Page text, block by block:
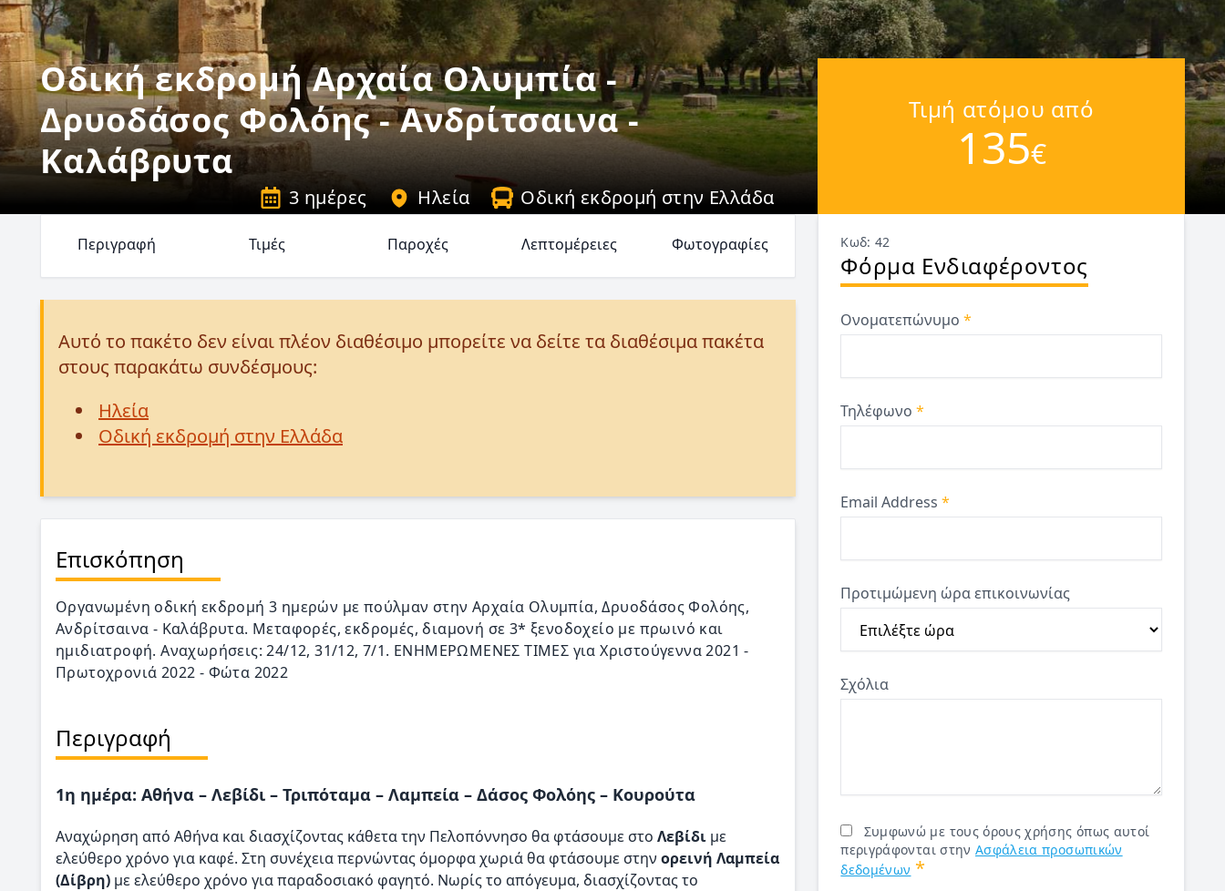
Οδική εκδρομή Αρχαία Ολυμπία -
Δρυοδάσος Φολόης - Ανδρίτσαινα -
Καλάβρυτα
3 ημέρες Ηλεία Οδική εκδρομή στην Ελλάδα
Τιμή ατόμου από
135€
Περιγραφή Τιμές Παροχές Λεπτομέρειες Φωτογραφίες
Αυτό το πακέτο δεν είναι πλέον διαθέσιμο μπορείτε να δείτε τα διαθέσιμα πακέτα
στους παρακάτω συνδέσμους:
Ηλεία
Οδική εκδρομή στην Ελλάδα
Επισκόπηση
Οργανωμένη οδική εκδρομή 3 ημερών με πούλμαν στην Αρχαία Ολυμπία, Δρυοδάσος Φολόης,
Ανδρίτσαινα - Καλάβρυτα. Μεταφορές, εκδρομές, διαμονή σε 3* ξενοδοχείο με πρωινό και
ημιδιατροφή. Αναχωρήσεις: 24/12, 31/12, 7/1. ΕΝΗΜΕΡΩΜΕΝΕΣ ΤΙΜΕΣ για Χριστούγεννα 2021 -
Πρωτοχρονιά 2022 - Φώτα 2022
Περιγραφή
1η ημέρα: Αθήνα – Λεβίδι – Τριπόταμα – Λαμπεία – Δάσος Φολόης – Κουρούτα
Αναχώρηση από Αθήνα και διασχίζοντας κάθετα την Πελοπόννησο θα φτάσουμε στο Λεβίδι με
ελεύθερο χρόνο για καφέ. Στη συνέχεια περνώντας όμορφα χωριά θα φτάσουμε στην ορεινή Λαμπεία
(Δίβρη) με ελεύθερο χρόνο για παραδοσιακό φαγητό. Νωρίς το απόγευμα, διασχίζοντας το
Κωδ: 42
Φόρμα Ενδιαφέροντος
Ονοματεπώνυμο*
Τηλέφωνο*
Email Address*
Προτιμώμενη ώρα επικοινωνίας
Σχόλια
Συμφωνώ με τους όρους χρήσης όπως αυτοί
περιγράφονται στην Ασφάλεια προσωπικών
δεδομένων *